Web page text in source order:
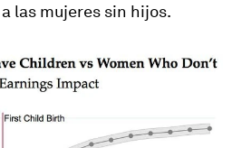
las mujeres sin hijos.